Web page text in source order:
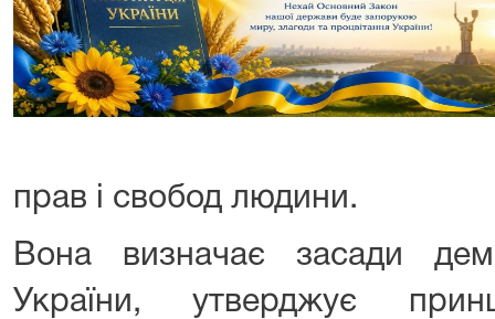
прав і свобод людини.
Вона визначає засади
України, утверджує